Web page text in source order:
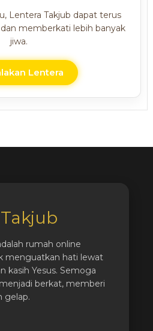
Lentera Takjub dapat terus
memberkati lebih banyak
jiwa.
Lentera
rumah online
menguatkan hati lewat
kasih Yesus. Semoga
berkat, memberi
gelap.